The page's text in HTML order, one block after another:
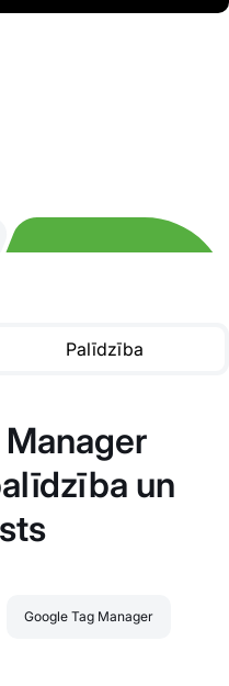
Palīdzība
Manager
un
Google Tag Manager